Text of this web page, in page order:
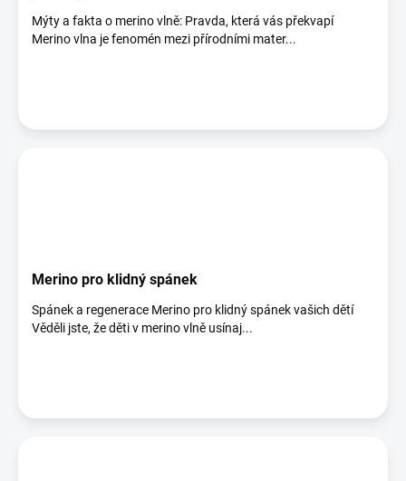
Mýty a fakta o merino vlně: Pravda, která vás překvapí
Merino vlna je fenomén mezi přírodními mater...
Merino pro klidný spánek
Spánek a regenerace Merino pro klidný spánek vašich dětí
Věděli jste, že děti v merino vlně usínaj...